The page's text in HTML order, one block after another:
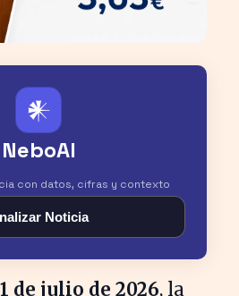
𒀭
NeboAI
con datos, cifras y contexto
Noticia
1 de julio de 2026, la